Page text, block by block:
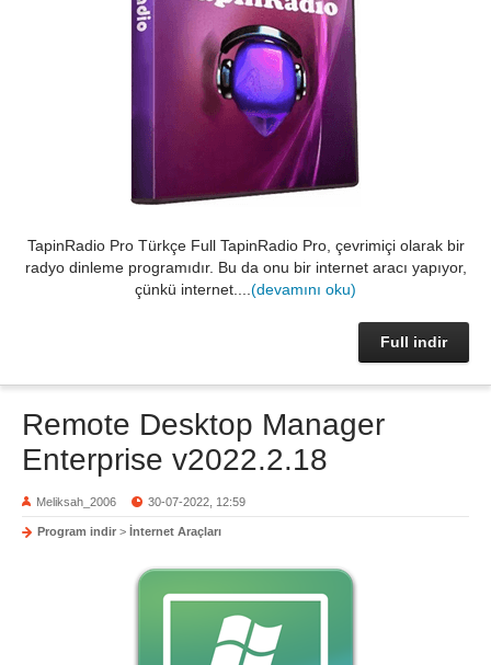
TapinRadio Pro Türkçe Full TapinRadio Pro, çevrimiçi olarak bir
radyo dinleme programıdır. Bu da onu bir internet aracı yapıyor,
çünkü internet.... (devamını oku)
Full indir
Remote Desktop Manager
Enterprise v2022.2.18
Meliksah_2006 30-07-2022, 12:59
Program indir > İnternet Araçları